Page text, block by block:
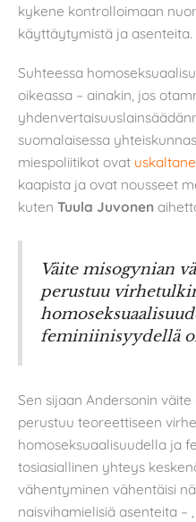
kykene kontrolloimaan
käyttäytymistä ja asenteita.
Suhteessa
oikeassa – ainakin, jos
suomalaisessa
miespoliitikot ovat
kaapista ja ovat nousseet
kuten Tuula Juvonen
Väite misogynian
perustuu
feminiinisyydellä
Sen sijaan Andersonin
perustuu teoreettiseen
homoseksuaalisuudella ja
tosiasiallinen yhteys
vähentyminen vähentäisi
naisvihamielisiä asenteita –